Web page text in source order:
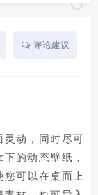
评论建议
动，同时尽可
的动态壁纸，
您可以在桌面上